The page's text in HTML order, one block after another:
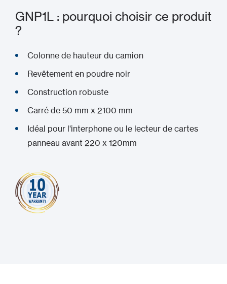
GNP1L : pourquoi choisir ce produit
?
Colonne de hauteur du camion
Revêtement en poudre noir
Construction robuste
Carré de 50 mm x 2100 mm
Idéal pour l'interphone ou le lecteur de cartes
panneau avant 220 x 120mm